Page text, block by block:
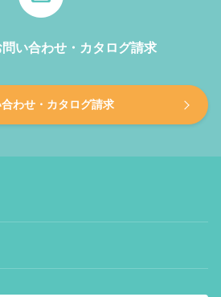
問い合わせ・カタログ請求
わせ・カタログ請求